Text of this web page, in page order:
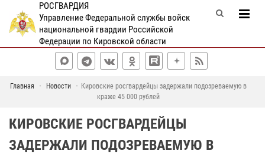
РОСГВАРДИЯ
Управление Федеральной службы войск
национальной гвардии Российской
Федерации по Кировской области
Главная Новости
Кировские росгвардейцы задержали подозреваемую в
краже 45 000 рублей
КИРОВСКИЕ РОСГВАРДЕЙЦЫ
ЗАДЕРЖАЛИ ПОДОЗРЕВАЕМУЮ В